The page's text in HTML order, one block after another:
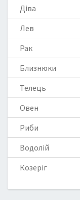
Діва
Лев
Рак
Близнюки
Телець
Овен
Риби
Водолій
Козеріг